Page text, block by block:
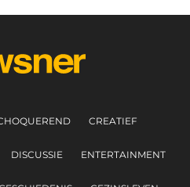
CREATIEF
DISCUSSIE ENTERTAINMENT